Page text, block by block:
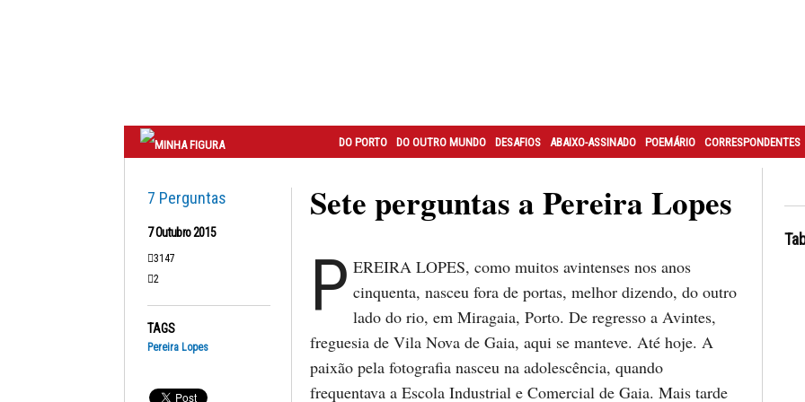
DO PORTO DO OUTRO MUNDO DESAFIOS ABAIXO-ASSINADO POEMÁRIO CORRESPONDENTES
7 Perguntas
7 Outubro 2015
3147
2
TAGS
Pereira Lopes
Sete perguntas a Pereira Lopes
P EREIRA LOPES, como muitos avintenses nos anos
cinquenta, nasceu fora de portas, melhor dizendo, do outro
lado do rio, em Miragaia, Porto. De regresso a Avintes,
freguesia de Vila Nova de Gaia, aqui se manteve. Até hoje. A
paixão pela fotografia nasceu na adolescência, quando
frequentava a Escola Industrial e Comercial de Gaia. Mais tarde